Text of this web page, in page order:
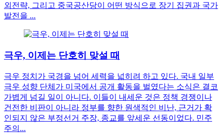
외전략, 그리고 중국공산당이 어떤 방식으로 장기 집권과 국가
발전을 ...
극우, 이제는 단호히 맞설 때
극우 정치가 국경을 넘어 세력을 넓히려 하고 있다. 국내 일부
극우 성향 단체가 미국에서 공개 활동을 벌였다는 소식은 결코
가볍게 넘길 일이 아니다. 이들이 내세운 것은 정책 경쟁이나
건전한 비판이 아니라 정부를 향한 원색적인 비난, 근거가 확
인되지 않은 부정선거 주장, 종교를 앞세운 선동이었다. 민주
주의...